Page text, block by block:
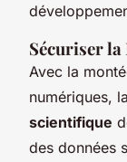
Sécuriser la
Avec la
numériques, la
scientifique
des données